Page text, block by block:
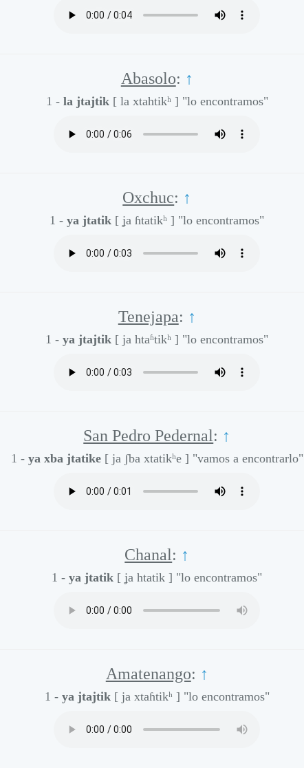
Abasolo: ↑
1 - la jtajtik [ la xtahtikʰ ] "lo encontramos"
Oxchuc: ↑
1 -ya jtatik [ ʝa ɦtatikʰ ] "lo encontramos"
Tenejapa: ↑
1 -ya jtajtik [ ja htaʱtikʰ ] "lo encontramos"
San Pedro Pedernal: ↑
1 - ya xba jtatike [ ja ʃba xtatikʰe ] "vamos a encontrarlo"
Chanal: ↑
1 -ya jtatik [ ʝa htatik ] "lo encontramos"
Amatenango: ↑
1 - ya jtajtik [ ja xtaɦtikʰ ] "lo encontramos"